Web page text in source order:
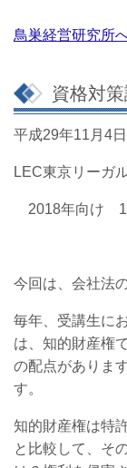
鳥巣経営研究所
資格対
平成29年11月4日
LEC東京リーガ
2018年向け 1
今回は、会社法
毎年、受講生に
は、知的財産権
の配点がありま
す。
知的財産権は特
と比較して、そ